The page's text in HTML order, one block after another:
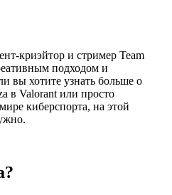
и стример Team
подходом и
вы хотите узнать больше о
в Valorant или просто
киберспорта, на этой